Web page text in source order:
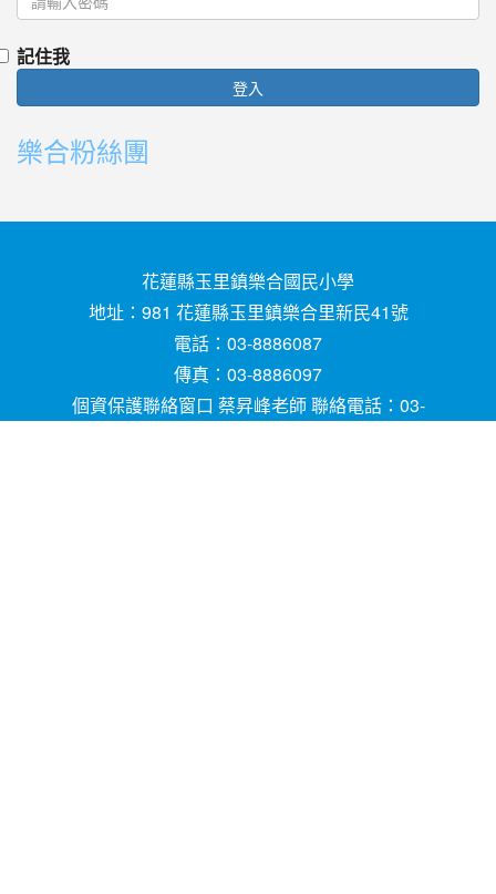
記住我
登入
樂合粉絲團
花蓮縣玉里鎮樂合國民小學
地址：981 花蓮縣玉里鎮樂合里新民41號
電話：03-8886087
傳真：03-8886097
個資保護聯絡窗口 蔡昇峰老師 聯絡電話：03-